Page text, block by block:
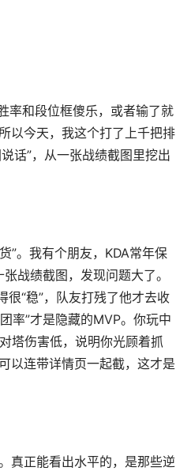
率和段位框傻乐，或者输了就
以今天，我这个打了上千把排
话”，从一张战绩截图里挖出
”。我有个朋友，KDA常年保
战绩截图，发现问题大了。
“稳”，队友打残了他才去收
率”才是隐藏的MVP。你玩中
塔伤害低，说明你光顾着抓
以连带详情页一起截，这才是
真正能看出水平的，是那些逆